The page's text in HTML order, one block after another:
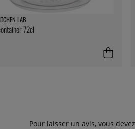
LAB
72cl
Pour laisser un avis, vous devez